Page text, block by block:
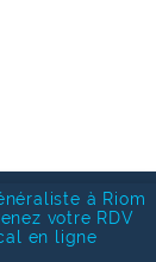
à Riom
votre RDV
en ligne